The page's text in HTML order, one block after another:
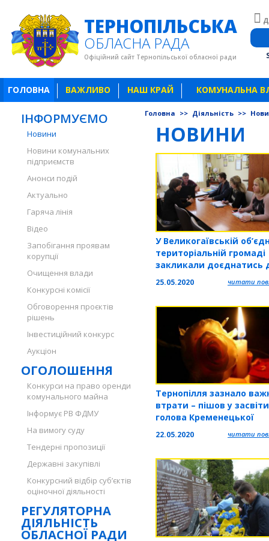
ТЕРНОПІЛЬСЬКА
ОБЛАСНА РАДА
Офіційний сайт Тернопільської обласної ради
ГОЛОВНА ВАЖЛИВО НАШ КРАЙ КОМУНАЛЬНА
ІНФОРМУЄМО
Новини
Новини комунальних
підприємств
Анонси подій
Актуально
Гаряча лінія
Відео
Запобігання проявам
корупції
Очищення влади
Конкурсні комісії
Обговорення проєктів
рішень
Інвестиційний конкурс
Аукціон
ОГОЛОШЕННЯ
Конкурси на право оренди
комунального майна
Інформує РВ ФДМУ
На вимогу суду
Тендерні пропозиції
Державні закупівлі
Конкурсний відбір суб’єктів
оціночної діяльності
РЕГУЛЯТОРНА
ДІЯЛЬНІСТЬ
ОБЛАСНОЇ РАДИ
Головна >> Діяльність >>
НОВИНИ
У Великогаївській
територіальній громаді
закликали доєднатись
25.05.2020 читати
Тернопілля зазнало
втрати – пішов у засвіти
голова Кременецької
районної ради
Володимир Ананійович
22.05.2020 читати